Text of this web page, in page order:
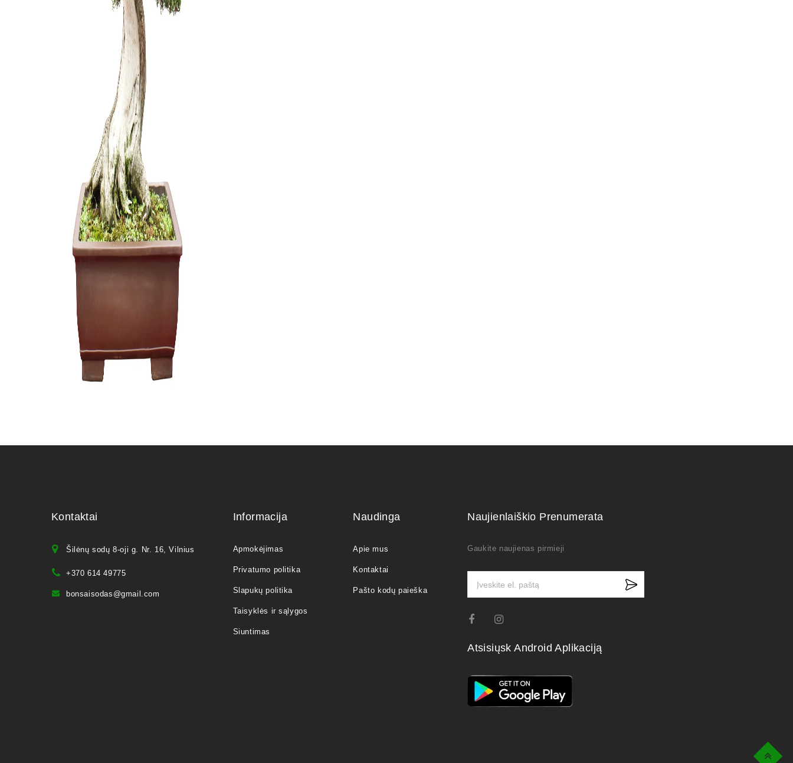
Kontaktai
Šilėnų sodų 8-oji g. Nr. 16, Vilnius
+370 614 49775
bonsaisodas@gmail.com
Informacija
Apmokėjimas
Privatumo politika
Slapukų politika
Taisyklės ir sąlygos
Siuntimas
Naudinga
Apie mus
Kontaktai
Pašto kodų paieška
Naujienlaiškio Prenumerata
Gaukite naujienas pirmieji
Atsisiųsk Android Aplikaciją